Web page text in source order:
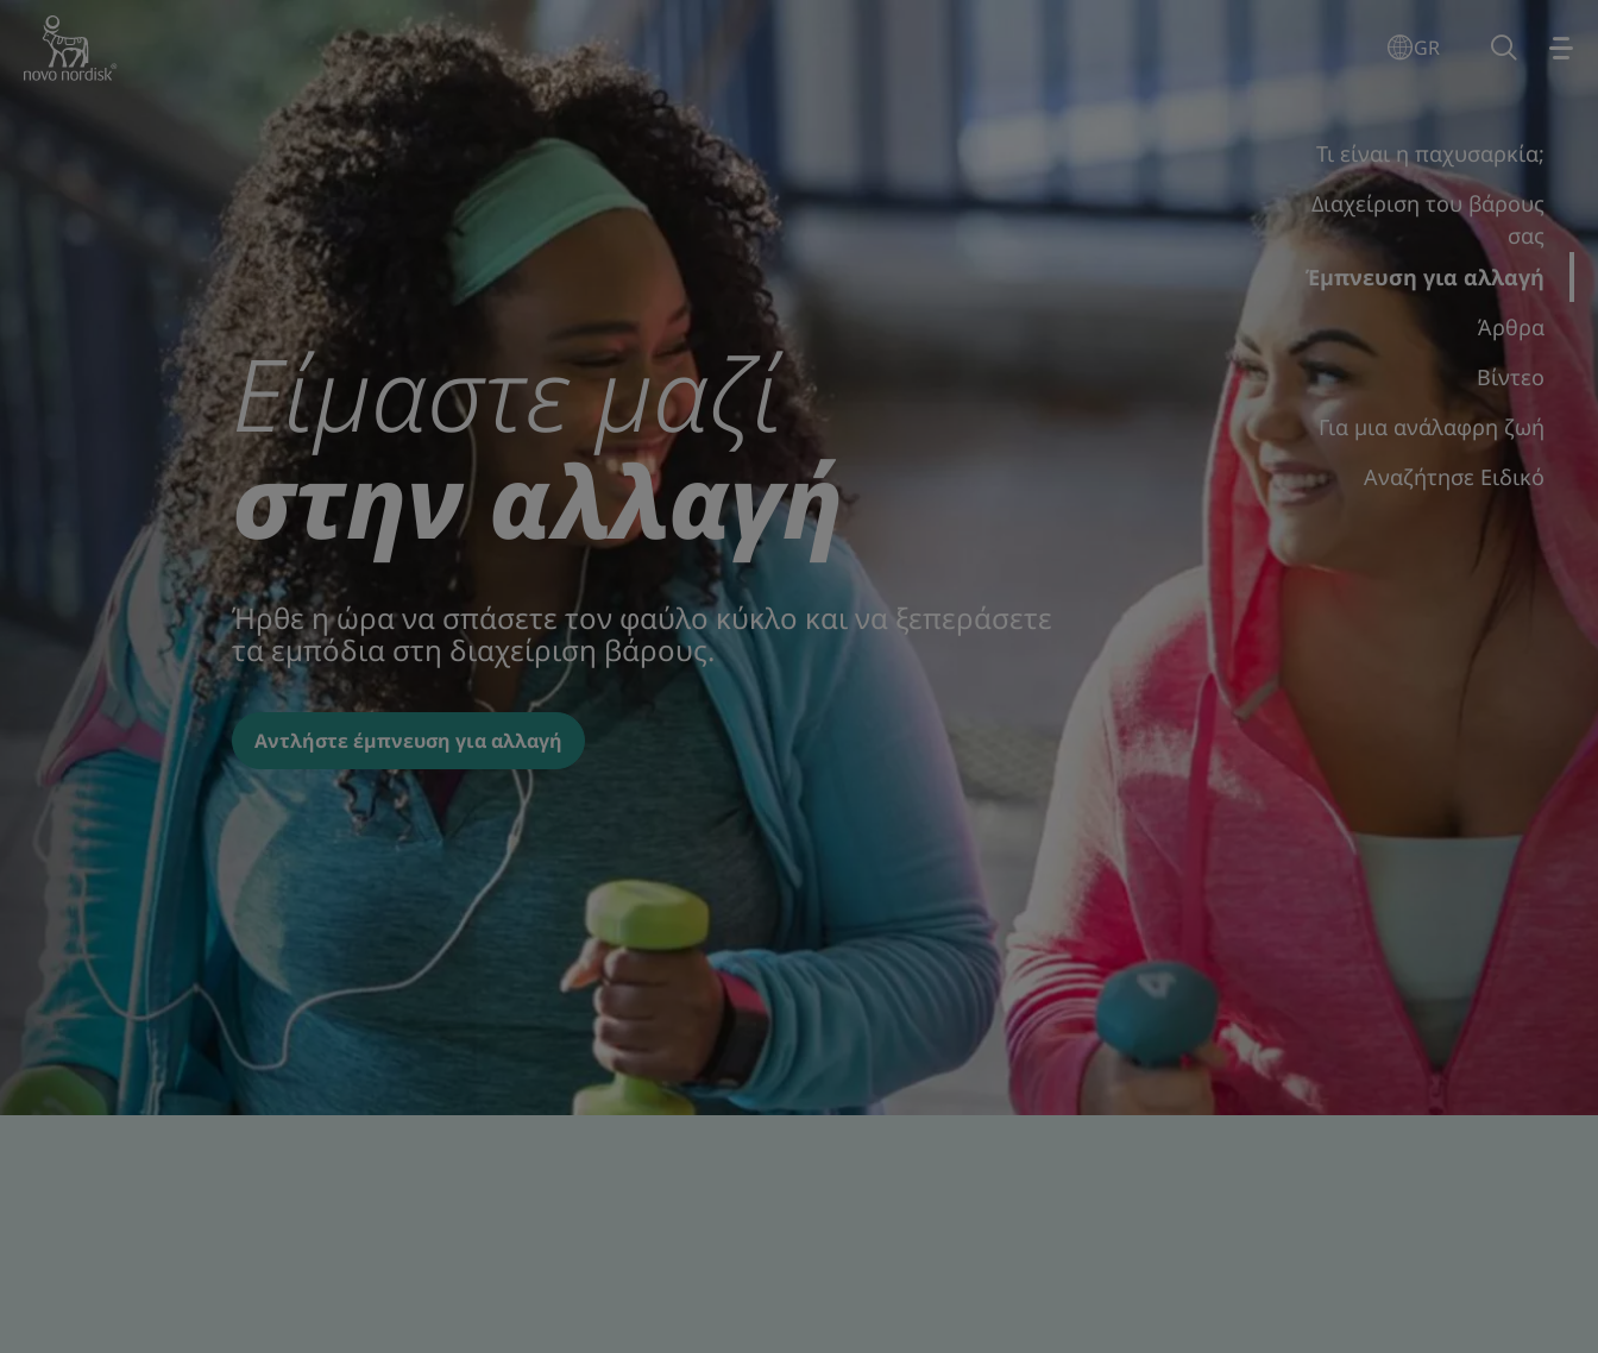
Go to the page content
Τι είναι η παχυσαρκία;
Διαχείριση του βάρους
σας
Έμπνευση για αλλαγή
Άρθρα
Βίντεο
Για μια ανάλαφρη ζωή
Αναζήτησε Ειδικό
GR
Είμαστε μαζί
στην αλλαγή
Ήρθε η ώρα να σπάσετε τον φαύλο κύκλο και να ξεπεράσετε
τα εμπόδια στη διαχείριση βάρους.
Αντλήστε έμπνευση για αλλαγή